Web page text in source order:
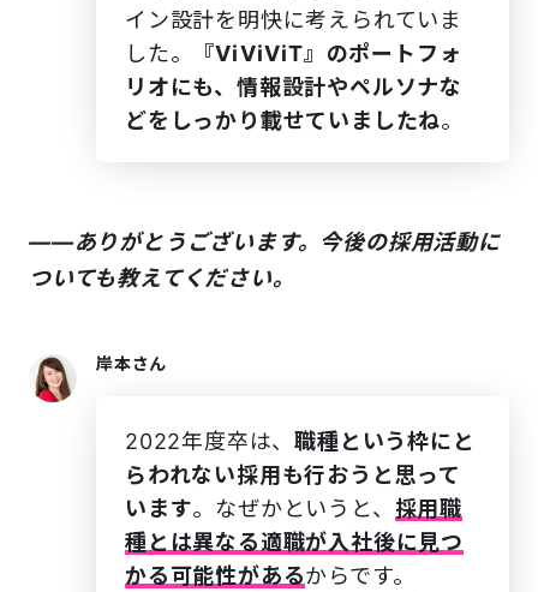
イン設計を明快に考えられていま
した。
『ViViViT』のポートフォ
リオにも、情報設計やペルソナな
どをしっかり載せていましたね。
――ありがとうございます。今後の採用活動に
ついても教えてください。
岸本さん
2022年度卒は、職種という枠にと
らわれない採用も行おうと思って
います。なぜかというと、 採用職
種とは異なる適職が入社後に見つ
かる可能性があるからです。